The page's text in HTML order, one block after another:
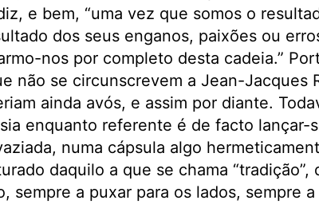
e bem, “uma vez que somos o
dos seus enganos, paixões ou
nos por completo desta cadeia.”
não se circunscrevem a Jean-Jacques
ainda avós, e assim por diante.
enquanto referente é de facto lançar-
numa cápsula algo
daquilo a que se chama “tradição”,
sempre a puxar para os lados, sempre